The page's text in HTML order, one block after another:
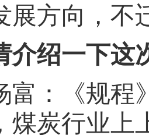
展方向，不
介绍一下这
富：《规程
煤炭行业上